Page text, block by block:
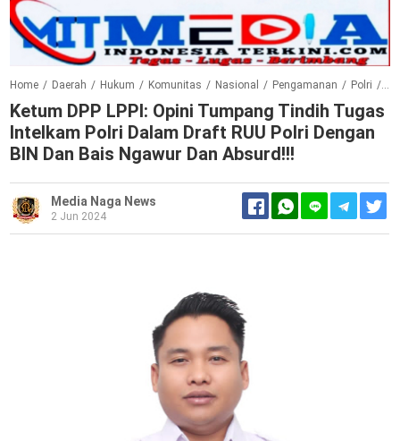
Home / Daerah / Hukum / Komunitas / Nasional / Pengamanan / Polri /
Ketum DPP LPPI: Opini Tumpang Tindih Tugas
Intelkam Polri Dalam Draft RUU Polri Dengan
BIN Dan Bais Ngawur Dan Absurd!!!
Media Naga News
2 Jun 2024